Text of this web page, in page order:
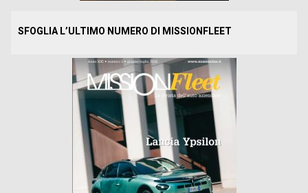
SFOGLIA L’ULTIMO NUMERO DI MISSIONFLEET